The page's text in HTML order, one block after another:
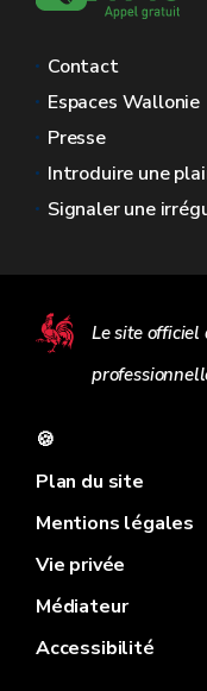
Contact
Espaces Wallonie
Presse
Introduire une
Signaler une
Le site
🍪
Plan du site
Mentions légales
Vie privée
Médiateur
Accessibilité